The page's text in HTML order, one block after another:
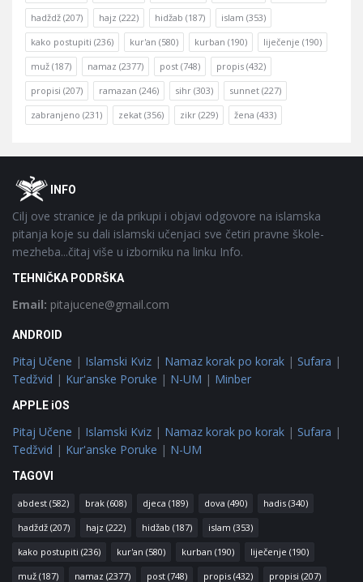
hadždž (207) hajz (222) hidžab (187) islam (353)
kako postupiti (236) kur'an (580) kurban (190) liječenje (190)
muž (187) namaz (2377) post (748) propis (432)
propisi (207) ramazan (246) sihr (303) sunnet (227)
zabranjeno (231) zekat (356) zikr (229) žena (433)
FooterOINFO
Cilj ove stranice je da prikupi i objavi odgovore na islamska
pitanja koje su dali islamski učenjaci sve četiri pravne škole-
mezheba...čitaj više u izborniku na linku Info.
TEHNIČKA PODRŠKA
Email: pitajucene@gmail.com
ANDROID
Pitaj Učene | Islamski Kviz | Namaz korak po korak | Sufara |
Tedžvid | Kur'anske Poruke | N-UM | Minber
APPLE iOS
Pitaj Učene | Islamski Kviz | Namaz korak po korak | Sufara |
Tedžvid | Kur'anske Poruke | N-UM
TAGOVI
abdest (582) brak (608) djeca (189) dova (490) hadis (340)
hadždž (207) hajz (222) hidžab (187) islam (353)
kako postupiti (236) kur'an (580) kurban (190) liječenje (190)
muž (187) namaz (2377) post (748) propis (432) propisi (207)